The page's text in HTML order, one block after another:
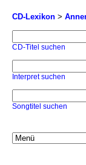
CD-Lexikon >
CD-Titel suchen
Interpret suchen
Songtitel suchen